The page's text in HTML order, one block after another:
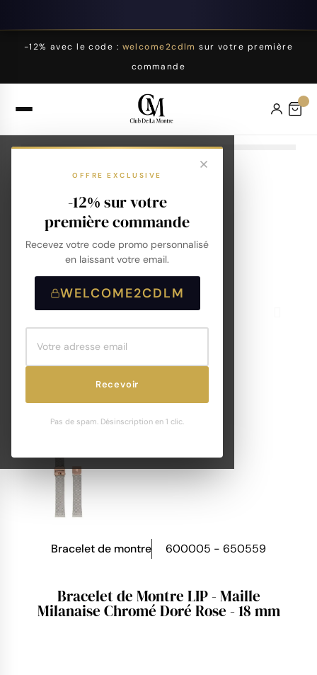
-12% avec le code : welcome2cdlm sur votre première
commande
OFFRE EXCLUSIVE
-12% sur votre
première commande
Recevez votre code promo personnalisé
en laissant votre email.
WELCOME2CDLM
Recevoir
Pas de spam. Désinscription en 1 clic.
Bracelet de montre 600005 - 650559
Bracelet de Montre LIP - Maille
Milanaise Chromé Doré Rose - 18 mm